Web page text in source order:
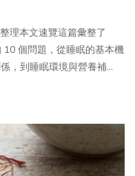
品時除了在意使用感受，
有相關研究資料。PDRN
合部分消費者對成分透明
延伸至居家保養疫情後，
本常見於診所或專業療程
保健食品市場。在這股趨
也逐漸成為受到關注的成
？目前臺灣市面上的口服
與新興成分的消費族群，
，透過社群分享與醫美話
應外，其成分來源、療程
常被搜尋的醫美項目之
：— 1. 成分研究有基礎目
能性。不過，目前研究的
訊判斷。— 2. 生物相容性
經純化與製程處理後製成
生物相容性，但任何注射
指膠原蛋白經特定蛋白酶
鏈序列通常由 2 至數十個
道爾頓（Dalton）之間，遠
的膠原蛋白。— 膠原蛋白
進入消化道後，需先經胃
膠原蛋白胜肽已預先水解
胜肽轉運體（PepT1），
式上與一般膠原蛋白有所
理本文速覽這篇彙整了
10 個問題，從睡眠的基本機
，到睡眠環境與營養補
照系列文章的順序整理，
是身體真正在工作的時
REM 負責大腦整理與情緒
少睡一點不是完全不行，